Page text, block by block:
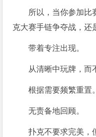
所以，当你参加比
克大赛手链争夺战，还
带着专注出现。
从清晰中玩牌，而
根据需要频繁重置。
无责备地回顾。
扑克不要求完美，